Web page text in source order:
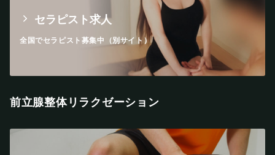
セラピスト求人
全国でセラピスト募集中（別サイト）
前立腺整体リラクゼーション